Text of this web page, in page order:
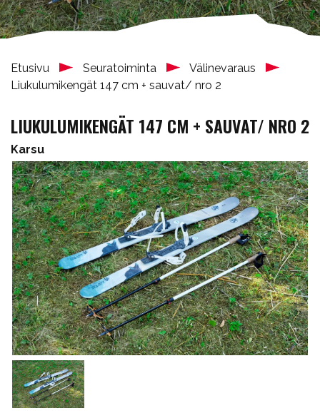
Etusivu Seuratoiminta
Välinevaraus
Liukulumikengät 147 cm + sauvat/ nro 2
LIUKULUMIKENGÄT 147 CM + SAUVAT/ NRO 2
Karsu